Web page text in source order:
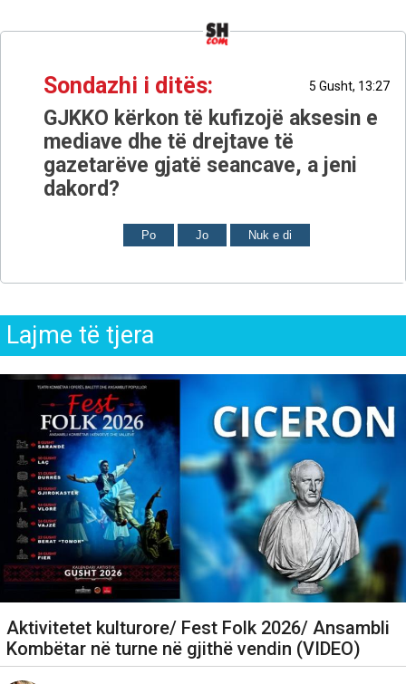
Sondazhi i ditës: 5 Gusht, 13:27
GJKKO kërkon të kufizojë aksesin e
mediave dhe të drejtave të
gazetarëve gjatë seancave, a jeni
dakord?
Po Jo Nuk e di
Lajme të tjera
Aktivitetet kulturore/ Fest Folk 2026/ Ansambli
Kombëtar në turne në gjithë vendin (VIDEO)